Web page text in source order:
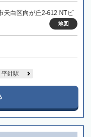
天白区向が丘2-612 NTビ
地図
平針駅